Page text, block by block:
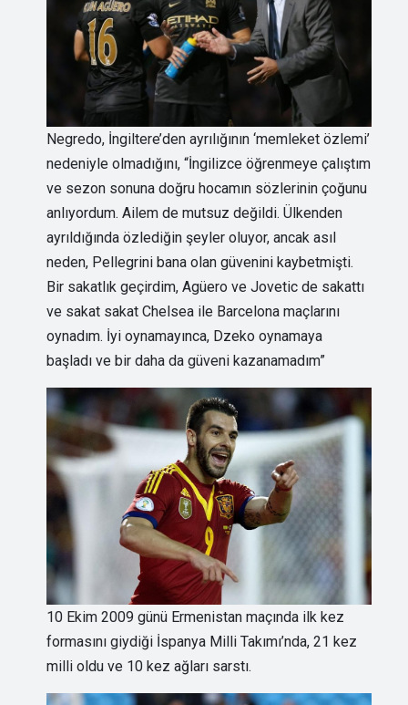
Negredo, İngiltere’den ayrılığının ‘memleket özlemi’
nedeniyle olmadığını, “İngilizce öğrenmeye çalıştım
ve sezon sonuna doğru hocamın sözlerinin çoğunu
anlıyordum. Ailem de mutsuz değildi. Ülkenden
ayrıldığında özlediğin şeyler oluyor, ancak asıl
neden, Pellegrini bana olan güvenini kaybetmişti.
Bir sakatlık geçirdim, Agüero ve Jovetic de sakattı
ve sakat sakat Chelsea ile Barcelona maçlarını
oynadım. İyi oynamayınca, Dzeko oynamaya
başladı ve bir daha da güveni kazanamadım”
10 Ekim 2009 günü Ermenistan maçında ilk kez
formasını giydiği İspanya Milli Takımı’nda, 21 kez
milli oldu ve 10 kez ağları sarstı.